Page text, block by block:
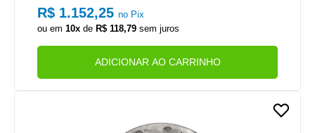
R$ 1.152,25no Pix
ou em10x de R$ 118,79 sem juros
ADICIONAR AO CARRINHO